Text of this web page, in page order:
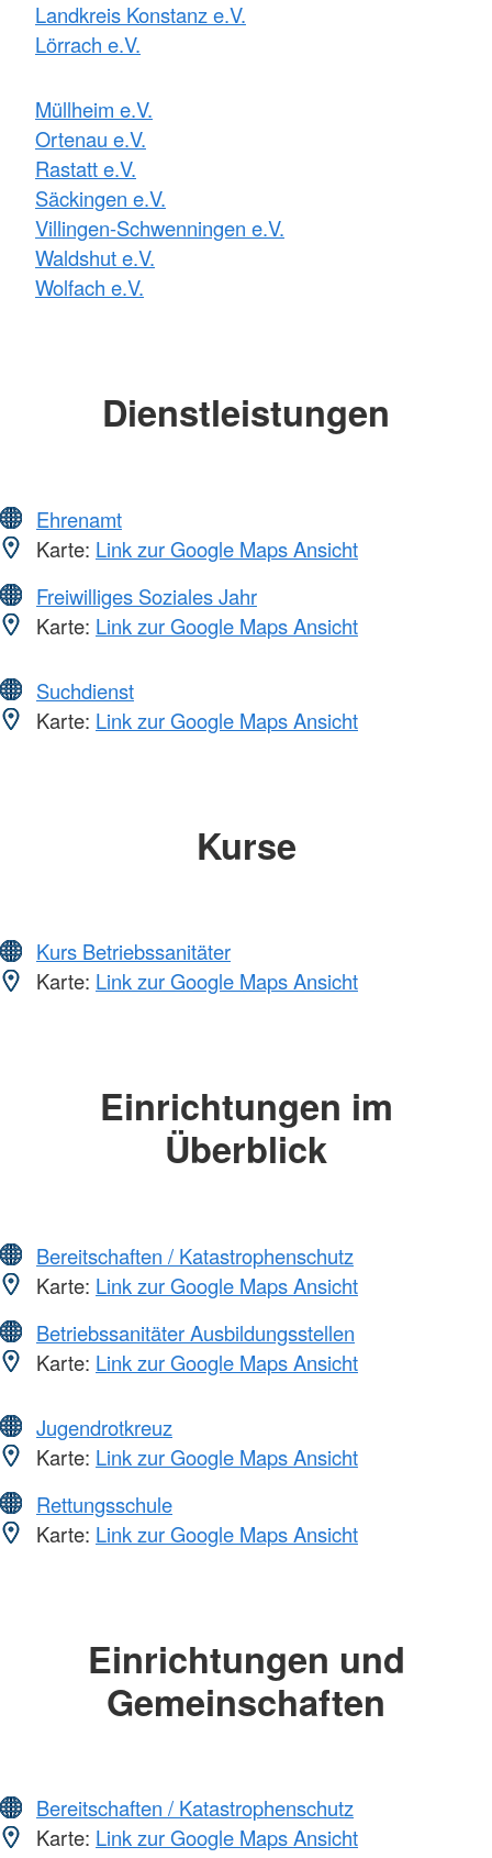
Landkreis Konstanz e.V.
Lörrach e.V.
Müllheim e.V.
Ortenau e.V.
Rastatt e.V.
Säckingen e.V.
Villingen-Schwenningen e.V.
Waldshut e.V.
Wolfach e.V.
Dienstleistungen
Ehrenamt
Karte: Link zur Google Maps Ansicht
Freiwilliges Soziales Jahr
Karte: Link zur Google Maps Ansicht
Suchdienst
Karte: Link zur Google Maps Ansicht
Kurse
Kurs Betriebssanitäter
Karte: Link zur Google Maps Ansicht
Einrichtungen im
Überblick
Bereitschaften / Katastrophenschutz
Karte: Link zur Google Maps Ansicht
Betriebssanitäter Ausbildungsstellen
Karte: Link zur Google Maps Ansicht
Jugendrotkreuz
Karte: Link zur Google Maps Ansicht
Rettungsschule
Karte: Link zur Google Maps Ansicht
Einrichtungen und
Gemeinschaften
Bereitschaften / Katastrophenschutz
Karte: Link zur Google Maps Ansicht